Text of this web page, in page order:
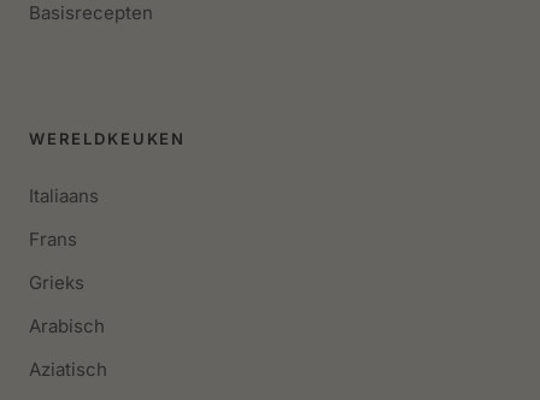
Basisrecepten
WERELDKEUKEN
Italiaans
Frans
Grieks
Arabisch
Aziatisch